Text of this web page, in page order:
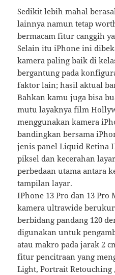
Sedikit lebih mahal
lainnya namun tetap
bermacam fitur canggih
Selain itu iPhone ini
kamera paling baik di
bergantung pada
faktor lain; hasil aktual
Bahkan kamu juga bisa
mutu layaknya film
menggunakan kamera
bandingkan bersama
jenis panel Liquid Retina
piksel dan kecerahan
perbedaan utama antara
tampilan layar.
IPhone 13 Pro dan 13
kamera ultrawide
berbidang pandang 120
digunakan untuk
atau makro pada jarak 2
fitur pencitraan yang
Light, Portrait Retouching